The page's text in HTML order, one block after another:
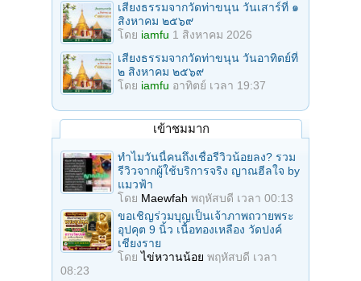
เสียงธรรมจากวัดท่าขนุน วันเสาร์ที่ ๑
สิงหาคม ๒๕๖๙
โดย iamfu 1 สิงหาคม 2026
เสียงธรรมจากวัดท่าขนุน วันอาทิตย์ที่
๒ สิงหาคม ๒๕๖๙
โดย iamfu อาทิตย์ เวลา 19:37
เข้าชมมาก
ทำไมวันนี้คนถึงเชื่อรีวิวน้อยลง? รวม
รีวิวจากผู้ใช้บริการจริง ญาณฮีลใจ by
แมวฟ้า
โดย Maewfah พฤหัสบดี เวลา 00:13
ขอเชิญร่วมบุญเป็นเจ้าภาพถวายพระ
อุปคุต 9 นิ้ว เนื้อทองเหลือง วัดปงค์
เชียงราย
โดยไข่หวานน้อย พฤหัสบดี เวลา
08:23